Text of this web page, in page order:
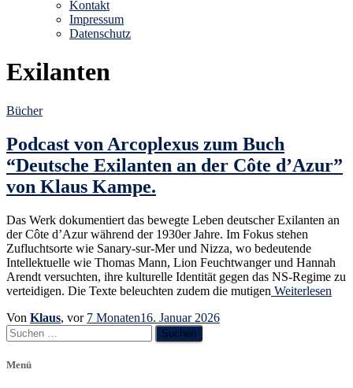
Kontakt
Impressum
Datenschutz
Exilanten
Bücher
Podcast von Arcoplexus zum Buch
“Deutsche Exilanten an der Côte d’Azur”
von Klaus Kampe.
Das Werk dokumentiert das bewegte Leben deutscher Exilanten an
der Côte d’Azur während der 1930er Jahre. Im Fokus stehen
Zufluchtsorte wie Sanary-sur-Mer und Nizza, wo bedeutende
Intellektuelle wie Thomas Mann, Lion Feuchtwanger und Hannah
Arendt versuchten, ihre kulturelle Identität gegen das NS-Regime zu
verteidigen. Die Texte beleuchten zudem die mutigen Weiterlesen
Von Klaus, vor 7 Monaten16. Januar 2026
Suchen
nach:
Menü